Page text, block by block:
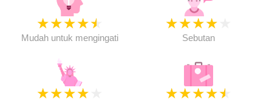
★★★★★
Mudah untuk mengingati
★★★★
Sebutan
★★★★ ★★★★★